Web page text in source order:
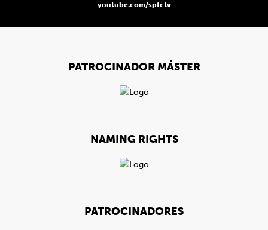
youtube.com/spfctv
PATROCINADOR MÁSTER
NAMING RIGHTS
PATROCINADORES